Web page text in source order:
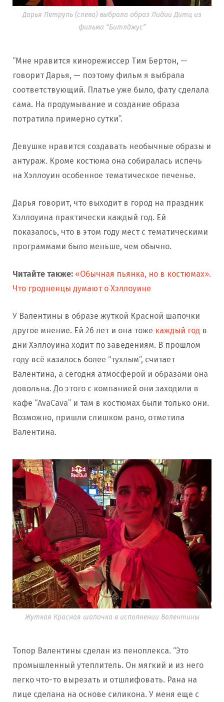
Дарья Петруль (слева) выбрала образ Лидии Дитц из
фильма “Битлджус”
“Мне нравится кинорежиссер Тим Бертон, —
говорит Дарья, — поэтому фильм я выбрала
соответствующий. Платье уже было, фату сделала
сама. На продумывание и создание образа
потратила примерно сутки”.
Девушке нравится создавать необычные образы и
антураж. Кроме костюма она собиралась испечь
на Хэллоуин особенное тематическое печенье.
Дарья говорит, что выходит в город на праздник
Хэллоуина практически каждый год. Ей
показалось, что в этом году мест с тематическими
программами было меньше, чем обычно.
Читайте также: «Обычная пьянка, но в костюмах».
Что гродненцы думают о Хэллоуине
У Валентины в образе жуткой Красной шапочки
другое мнение. Ей 26 лет и она тоже каждый год в
дни Хэллоуина ходит по заведениям. В прошлом
году всё казалось более “тухлым”, считает
Валентина, а сегодня атмосферой и образами она
довольна. До этого с компанией они заходили в
кафе “AvaCava” и там в костюмах были только они.
Возможно, пришли слишком рано, отметила
Валентина.
Жуткая Красная шапочка в исполнении Валентины
Топор Валентины сделан из пеноплекса. “Это
промышленный утеплитель. Он мягкий и из него
легко что-то вырезать и отшлифовать. Рана на
лице сделана на основе силикона. У меня еще с